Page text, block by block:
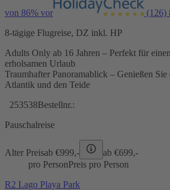
von 86% vor (126)
8-tägige Flugreise, DZ inkl. HP
Adults Only ab 16 Jahren – Perfekt für
erholsamen Urlaub
Traumhafter Panoramablick – Genießen
Atlantik und den Teide
253538Bestellnr.:
Pauschalreise
Alter Preisab €999,- ab €699,-
pro PersonPreis pro Person
R2 Lago Playa Park